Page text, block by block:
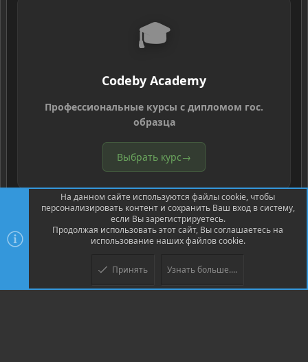
🎓
Codeby Academy
Профессиональные курсы с дипломом гос.
образца
Выбрать курс→
Community platform by XenForo ® © 2010-2026 XenForo Ltd.
© Jason Axelrod of 8WAYRUN
На данном сайте используются файлы cookie, чтобы
персонализировать контент и сохранить Ваш вход в систему,
если Вы зарегистрируетесь.
Продолжая использовать этот сайт, Вы соглашаетесь на
использование наших файлов cookie.
Принять Узнать больше....